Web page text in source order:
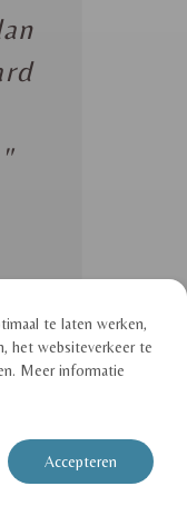
deel van
te laten werken,
het websiteverkeer te
Meer informatie
Accepteren